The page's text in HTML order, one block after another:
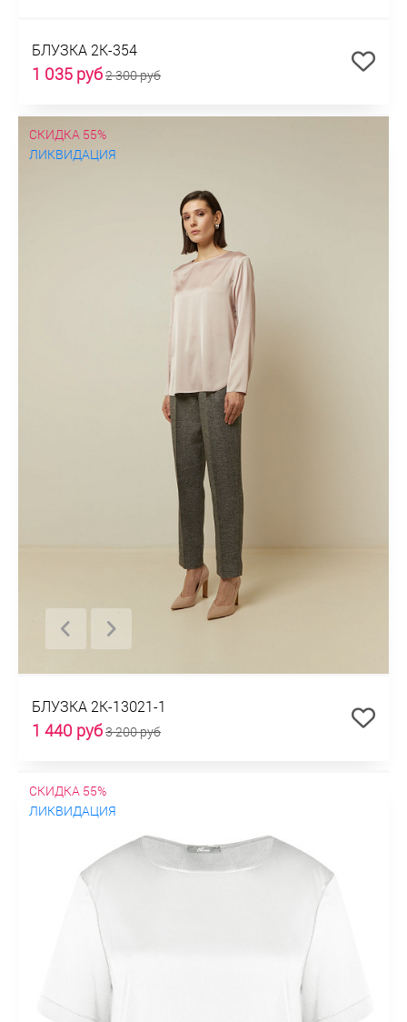
БЛУЗКА 2К-354
1 035 руб2 300 руб
СКИДКА 55%
ЛИКВИДАЦИЯ
БЛУЗКА 2К-13021-1
1 440 руб3 200 руб
СКИДКА 55%
ЛИКВИДАЦИЯ